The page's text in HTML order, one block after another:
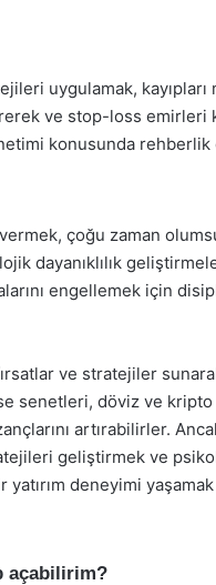
uygulamak,
ve stop-loss
konusunda
çoğu zaman
dayanıklılık
engellemek için
ve stratejiler
senetleri, döviz ve kripto
artırabilirler.
geliştirmek ve
yatırım deneyimi
açabilirim?